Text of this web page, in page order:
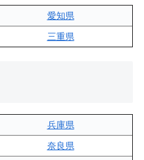
愛知県
三重県
兵庫県
奈良県